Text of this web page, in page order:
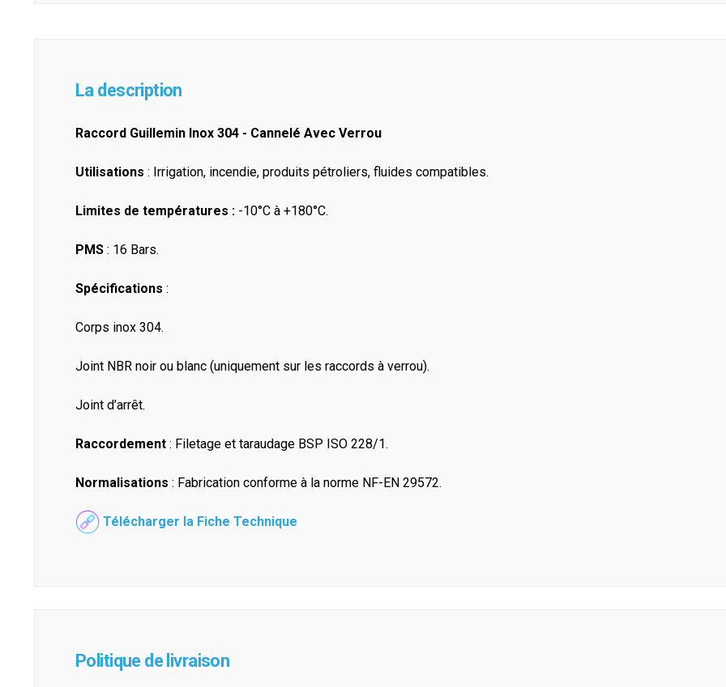
La description
Raccord Guillemin Inox 304 - Cannelé Avec Verrou
Utilisations : Irrigation, incendie, produits pétroliers, fluides compatibles.
Limites de températures : -10°C à +180°C.
PMS : 16 Bars.
Spécifications :
Corps inox 304.
Joint NBR noir ou blanc (uniquement sur les raccords à verrou).
Joint d’arrêt.
Raccordement : Filetage et taraudage BSP ISO 228/1.
Normalisations : Fabrication conforme à la norme NF-EN 29572.
Télécharger la Fiche Technique
Politique de livraison